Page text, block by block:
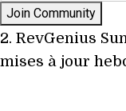
2. RevGenius
mises à jour